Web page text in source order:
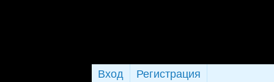
Регистрация
Вход